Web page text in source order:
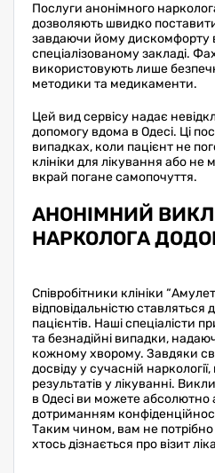
Послуги анонімного
дозволяють швидко
завдаючи йому дискомфорту
спеціалізованому закладі.
використовують лише
методики та медикаменти.
Цей вид сервісу надає
допомогу вдома в Одесі. Ці
випадках, коли пацієнт не
клініки для лікування або
вкрай погане самопочуття.
АНОНІМНИЙ
НАРКОЛОГА
Співробітники клініки
відповідальністю ставляться
пацієнтів. Наші спеціалісти
та безнадійні випадки,
кожному хворому. Завдяки
досвіду у сучасній
результатів у лікуванні.
в Одесі ви можете абсолютно
дотриманням
Таким чином, вам не
хтось дізнається про візит